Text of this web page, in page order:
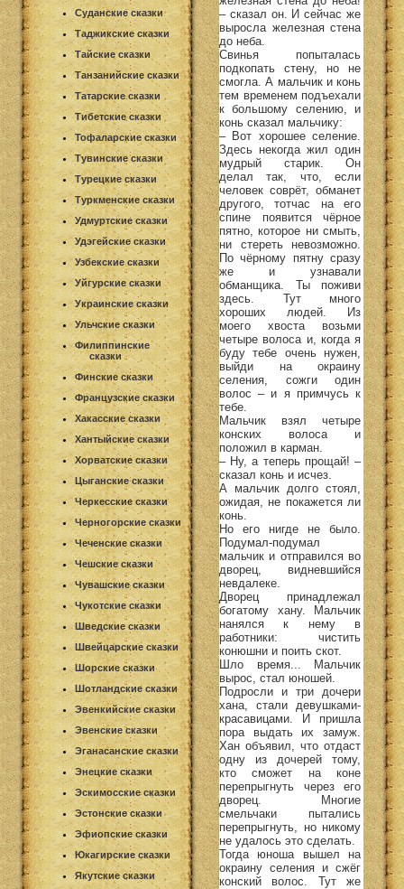
Суданские сказки
Таджикские сказки
Тайские сказки
Танзанийские сказки
Татарские сказки
Тибетские сказки
Тофаларские сказки
Тувинские сказки
Турецкие сказки
Туркменские сказки
Удмуртские сказки
Удэгейские сказки
Узбекские сказки
Уйгурские сказки
Украинские сказки
Ульчские сказки
Филиппинские
сказки
Финские сказки
Французские сказки
Хакасские сказки
Хантыйские сказки
Хорватские сказки
Цыганские сказки
Черкесские сказки
Черногорские сказки
Чеченские сказки
Чешские сказки
Чувашские сказки
Чукотские сказки
Шведские сказки
Швейцарские сказки
Шорские сказки
Шотландские сказки
Эвенкийские сказки
Эвенские сказки
Эганасанские сказки
Энецкие сказки
Эскимосские сказки
Эстонские сказки
Эфиопские сказки
Юкагирские сказки
Якутские сказки
– сказал он. И сейчас же
выросла железная стена
до неба.
Свинья попыталась
подкопать стену, но не
смогла. А мальчик и конь
тем временем подъехали
к большому селению, и
конь сказал мальчику:
– Вот хорошее селение.
Здесь некогда жил один
мудрый старик. Он
делал так, что, если
человек соврёт, обманет
другого, тотчас на его
спине появится чёрное
пятно, которое ни смыть,
ни стереть невозможно.
По чёрному пятну сразу
же и узнавали
обманщика. Ты поживи
здесь. Тут много
хороших людей. Из
моего хвоста возьми
четыре волоса и, когда я
буду тебе очень нужен,
выйди на окраину
селения, сожги один
волос – и я примчусь к
тебе.
Мальчик взял четыре
конских волоса и
положил в карман.
– Ну, а теперь прощай! –
сказал конь и исчез.
А мальчик долго стоял,
ожидая, не покажется ли
конь.
Но его нигде не было.
Подумал-подумал
мальчик и отправился во
дворец, видневшийся
невдалеке.
Дворец принадлежал
богатому хану. Мальчик
нанялся к нему в
работники: чистить
конюшни и поить скот.
Шло время... Мальчик
вырос, стал юношей.
Подросли и три дочери
хана, стали девушками-
красавицами. И пришла
пора выдать их замуж.
Хан объявил, что отдаст
одну из дочерей тому,
кто сможет на коне
перепрыгнуть через его
дворец. Многие
смельчаки пытались
перепрыгнуть, но никому
не удалось это сделать.
Тогда юноша вышел на
окраину селения и сжёг
конский волос. Тут же